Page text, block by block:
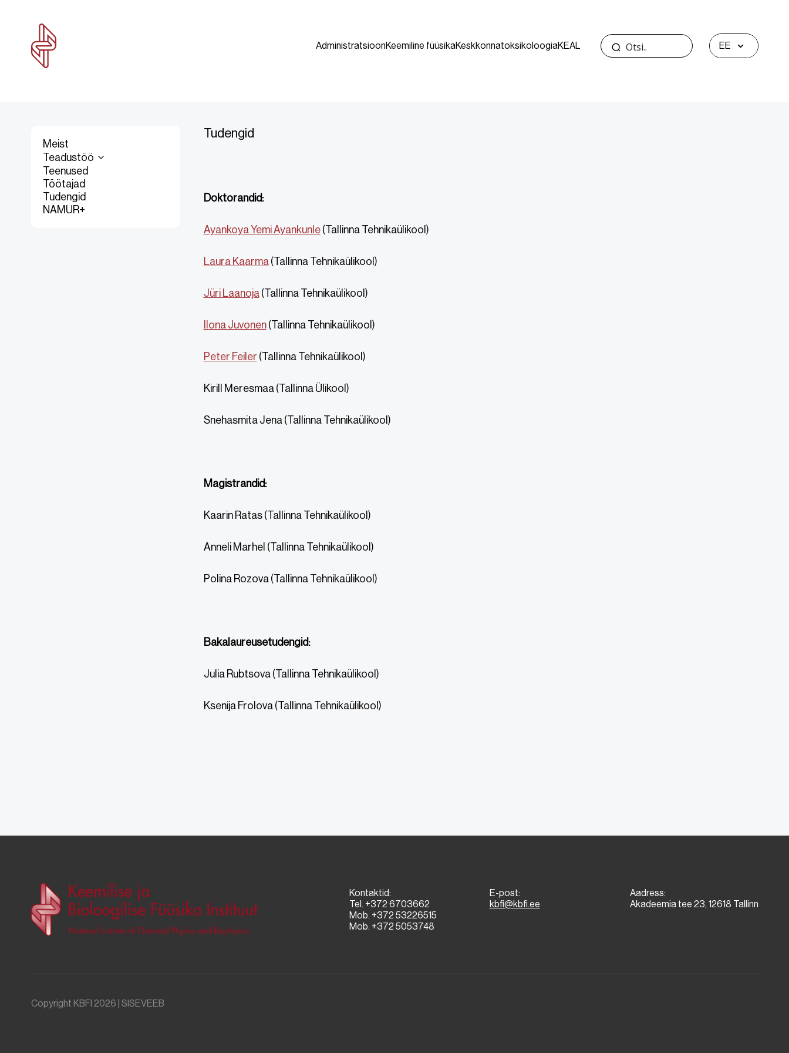
AdministratsioonKeemiline füüsikaKeskkonnatoksikoloogiaKEAL EE
Meist
Teadustöö
Teenused
Töötajad
Tudengid
NAMUR+
Tudengid
Doktorandid:
Ayankoya Yemi Ayankunle(Tallinna Tehnikaülikool)
Laura Kaarma(Tallinna Tehnikaülikool)
Jüri Laanoja(Tallinna Tehnikaülikool)
Ilona Juvonen(Tallinna Tehnikaülikool)
Peter Feiler (Tallinna Tehnikaülikool)
Kirill Meresmaa (Tallinna Ülikool)
Snehasmita Jena (Tallinna Tehnikaülikool)
Magistrandid:
Kaarin Ratas (Tallinna Tehnikaülikool)
Anneli Marhel (Tallinna Tehnikaülikool)
Polina Rozova (Tallinna Tehnikaülikool)
Bakalaureusetudengid:
Julia Rubtsova (Tallinna Tehnikaülikool)
Ksenija Frolova (Tallinna Tehnikaülikool)
Kontaktid:
Tel. +372 6703662
Mob. +372 53226515
Mob. +372 5053748
E-post:
kbfi@kbfi.ee
Aadress:
Akadeemia tee 23, 12618 Tallinn
Copyright KBFI 2026 | SISEVEEB